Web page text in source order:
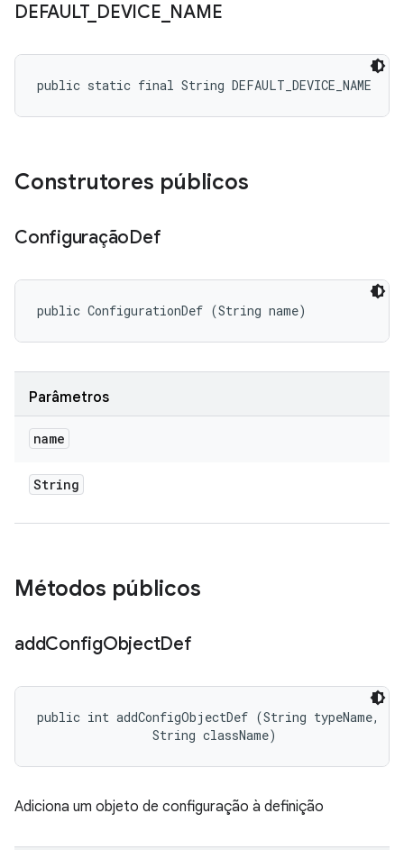
DEFAULT_ DEVICE NAME
public static final String DEFAULT_DEVICE_NAME
Construtores públicos
ConfiguraçãoDef
public ConfigurationDef (String name)
Parâmetros
name
String
Métodos públicos
addConfigObjectDef
public int addConfigObjectDef (String typeName,
                String className)
Adiciona um objeto de configuração à definição